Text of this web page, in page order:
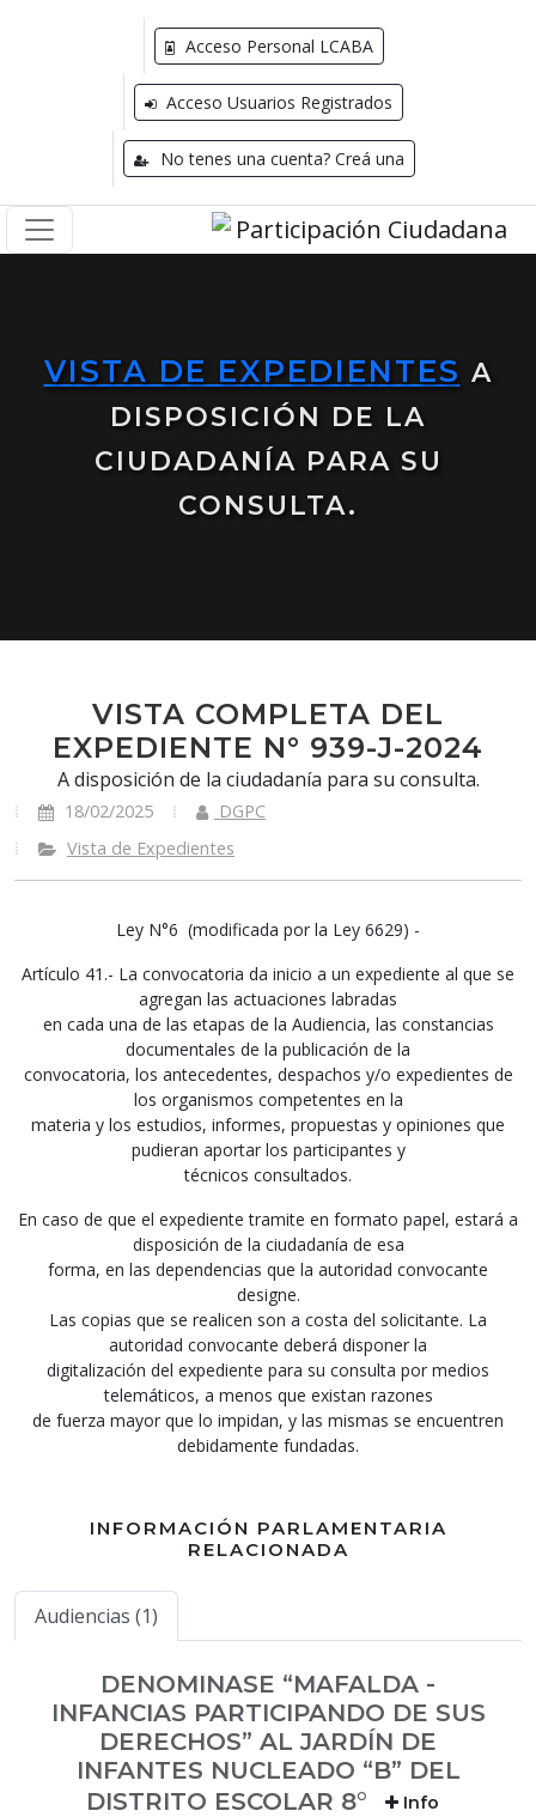
Acceso Personal LCABA
Acceso Usuarios Registrados
No tenes una cuenta? Creá una
VISTA DE EXPEDIENTES A
DISPOSICIÓN DE LA
CIUDADANÍA PARA SU
CONSULTA.
VISTA COMPLETA DEL
EXPEDIENTE N° 939-J-2024
A disposición de la ciudadanía para su consulta.
18/02/2025
DGPC
Vista de Expedientes
Ley N°6 (modificada por la Ley 6629) -
Artículo 41.- La convocatoria da inicio a un expediente al que se
agregan las actuaciones labradas
en cada una de las etapas de la Audiencia, las constancias
documentales de la publicación de la
convocatoria, los antecedentes, despachos y/o expedientes de
los organismos competentes en la
materia y los estudios, informes, propuestas y opiniones que
pudieran aportar los participantes y
técnicos consultados.
En caso de que el expediente tramite en formato papel, estará a
disposición de la ciudadanía de esa
forma, en las dependencias que la autoridad convocante
designe.
Las copias que se realicen son a costa del solicitante. La
autoridad convocante deberá disponer la
digitalización del expediente para su consulta por medios
telemáticos, a menos que existan razones
de fuerza mayor que lo impidan, y las mismas se encuentren
debidamente fundadas.
INFORMACIÓN PARLAMENTARIA
RELACIONADA
Audiencias (1)
DENOMINASE “MAFALDA -
INFANCIAS PARTICIPANDO DE SUS
DERECHOS” AL JARDÍN DE
INFANTES NUCLEADO “B” DEL
DISTRITO ESCOLAR 8°
Info